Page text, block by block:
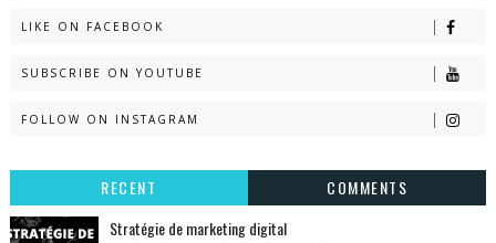
LIKE ON FACEBOOK
SUBSCRIBE ON YOUTUBE
FOLLOW ON INSTAGRAM
RECENT
COMMENTS
Stratégie de marketing digital